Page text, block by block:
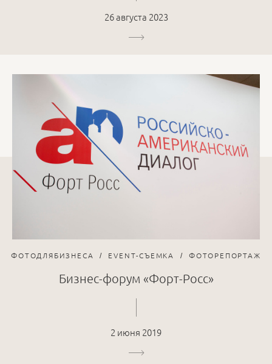
26 августа 2023
ФОТОДЛЯБИЗНЕСА EVENT-СЪЕМКА ФОТОРЕПОРТАЖ
Бизнес-форум «Форт-Росс»
2 июня 2019